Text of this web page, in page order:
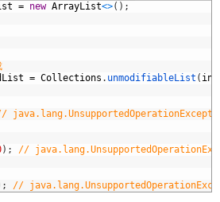
= new ArrayList<>( ) ;
= Collections . unmodifiableList (
) ; //
; //